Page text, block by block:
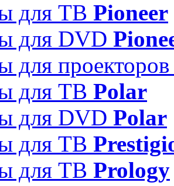
для ТВ Pioneer
для DVD
для
для ТВ Polar
для DVD Polar
для ТВ
для ТВ Prology